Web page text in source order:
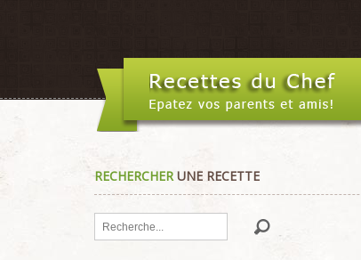
RECHERCHERUNE RECETTE
Rechercher